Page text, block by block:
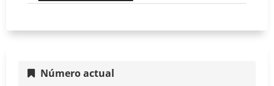
Número actual